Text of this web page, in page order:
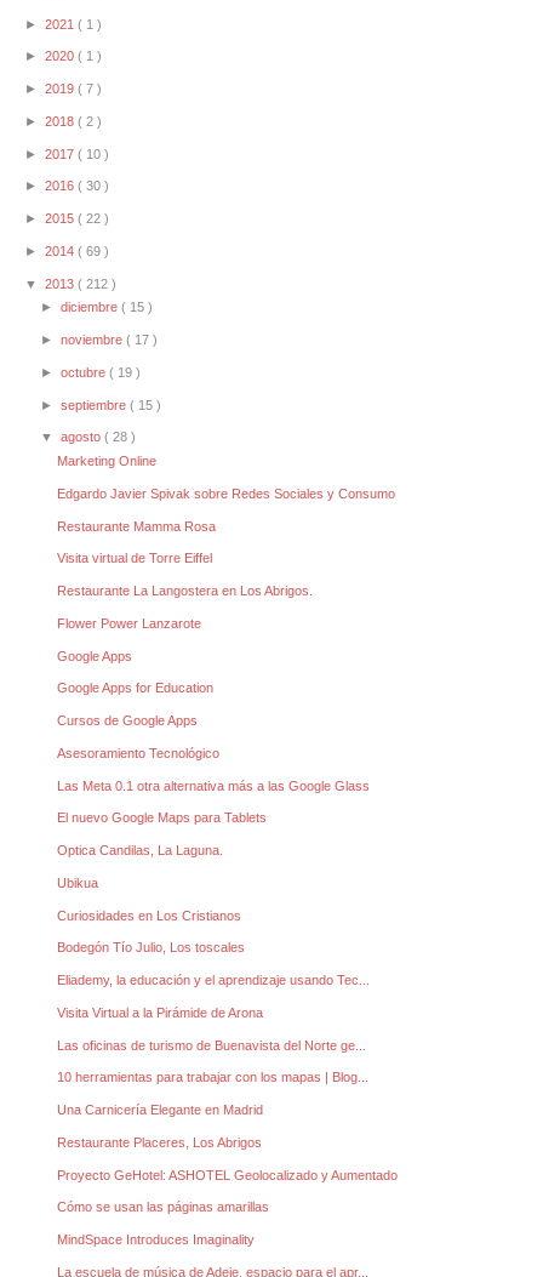
► 2021 ( 1 )
► 2020 ( 1 )
► 2019 ( 7 )
► 2018 ( 2 )
► 2017 ( 10 )
► 2016 ( 30 )
► 2015 ( 22 )
► 2014 ( 69 )
▼ 2013 ( 212 )
►diciembre( 15 )
►noviembre( 17 )
►octubre( 19 )
►septiembre( 15 )
▼agosto( 28 )
Marketing Online
Edgardo Javier Spivak sobre Redes Sociales y Consumo
Restaurante Mamma Rosa
Visita virtual de Torre Eiffel
Restaurante La Langostera en Los Abrigos.
Flower Power Lanzarote
Google Apps
Google Apps for Education
Cursos de Google Apps
Asesoramiento Tecnológico
Las Meta 0.1 otra alternativa más a las Google Glass
El nuevo Google Maps para Tablets
Optica Candilas, La Laguna.
Ubikua
Curiosidades en Los Cristianos
Bodegón Tío Julio, Los toscales
Eliademy, la educación y el aprendizaje usando Tec...
Visita Virtual a la Pirámide de Arona
Las oficinas de turismo de Buenavista del Norte ge...
10 herramientas para trabajar con los mapas | Blog...
Una Carnicería Elegante en Madrid
Restaurante Placeres, Los Abrigos
Proyecto GeHotel: ASHOTEL Geolocalizado y Aumentado
Cómo se usan las páginas amarillas
MindSpace Introduces Imaginality
La escuela de música de Adeje, espacio para el apr...